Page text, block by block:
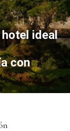
hotel ideal
con